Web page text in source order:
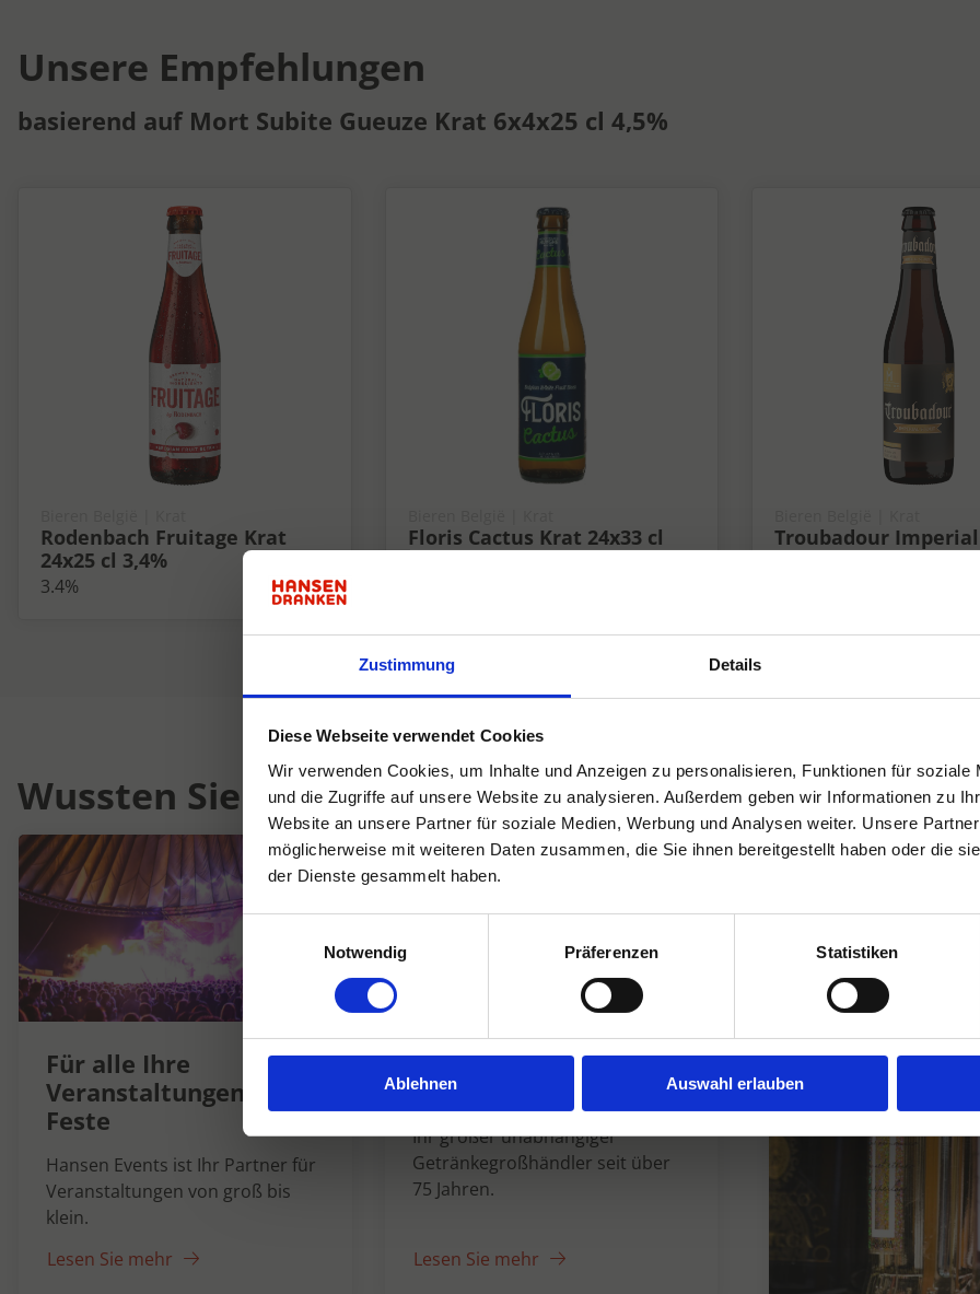
Zustimmung Details
Diese Webseite verwendet Cookies
Wir verwenden Cookies, um Inhalte und Anzeigen zu personalisieren, Funktionen für soziale
und die Zugriffe auf unsere Website zu analysieren. Außerdem geben wir Informationen zu
Website an unsere Partner für soziale Medien, Werbung und Analysen weiter. Unsere
möglicherweise mit weiteren Daten zusammen, die Sie ihnen bereitgestellt haben oder die
der Dienste gesammelt haben.
Notwendig
Präferenzen Statistiken
Ablehnen Auswahl erlauben
Unsere Empfehlungen
basierend auf Mort Subite Gueuze Krat 6x4x25 cl 4,5%
Rodenbach Fruitage Krat
24x25 cl 3,4%
3.4%
Floris Cactus Krat 24x33 cl
Troubadour
Wussten Sie schon...
Für alle Ihre
Veranstaltungen und
Feste
Hansen Events ist Ihr Partner für
Veranstaltungen von groß bis
klein.
Lesen Sie mehr
Hansen Dranken seit
1947
Ihr großer unabhängiger
Getränkegroßhändler seit über
75 Jahren.
Lesen Sie mehr